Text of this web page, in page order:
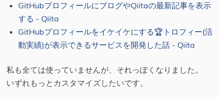
GitHubプロフィールにブログやQiitaの最新記事を表示
する - Qiita
GitHubプロフィールをイケイケにする🏆トロフィー(活
動実績)が表示できるサービスを開発した話 - Qiita
私も全ては使っていませんが、それっぽくなりました。
いずれもっとカスタマイズしたいです。